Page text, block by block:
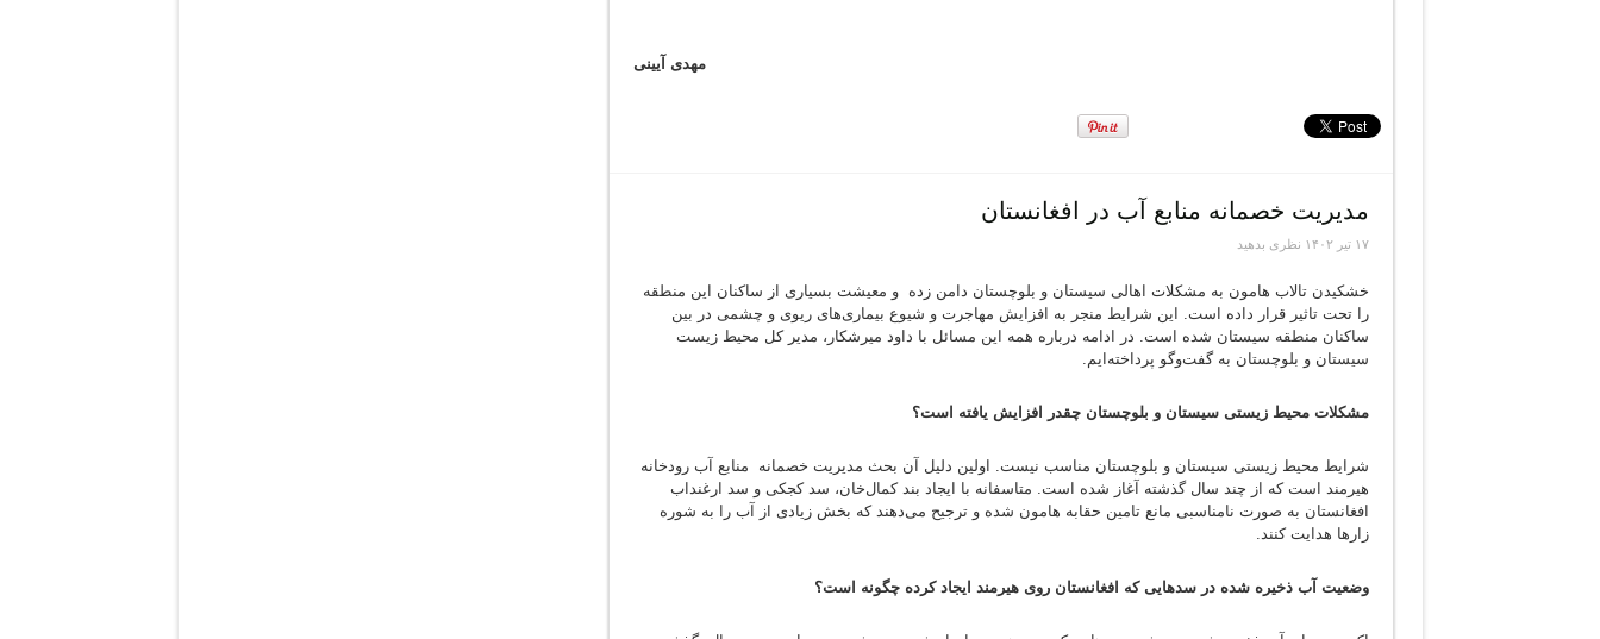
مهدی آیینی
مدیریت خصمانه منابع آب در افغانستان
۱۷ تیر ۱۴۰۲ نظری بدهید
‌خشکیدن تالاب هامون به مشکلات اهالی سیستان و بلوچستان دامن زده ‌ و معیشت بسیاری از ساکنان این منطقه
را تحت تاثیر قرار داده است. این شرایط منجر به افزایش مهاجرت و شیوع بیماری‌های ریوی و چشمی در بین
ساکنان منطقه سیستان شده است. در ادامه درباره همه این مسائل با داود میرشکار، مدیر کل محیط ‌زیست
سیستان و بلوچستان به گفت‌وگو پرداخته‌ایم.
مشکلات محیط زیستی سیستان و بلوچستان چقدر افزایش یافته است؟
شرایط محیط زیستی سیستان و بلوچستان مناسب نیست. اولین دلیل آن‌ بحث مدیریت خصمانه منابع آب رودخانه
هیرمند است که از چند سال گذشته آغاز شده است. متاسفانه با ایجاد بند کمال‌خان، سد کجکی و سد ارغنداب
افغانستان به صورت‌ نامناسبی مانع تامین حقابه هامون ‌شده‌ و‌‌ ترجیح می‌دهند که بخش زیادی از آب را‌ به شوره
زارها هدایت کنند.
‌وضعیت آب ذخیره شده در سدهایی که افغانستان روی هیرمند ایجاد کرده چگونه است؟